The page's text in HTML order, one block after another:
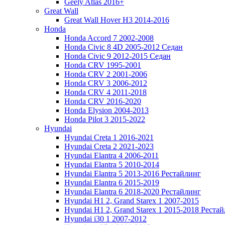
Geely Atlas 2016+
Great Wall
Great Wall Hover H3 2014-2016
Honda
Honda Accord 7 2002-2008
Honda Civic 8 4D 2005-2012 Седан
Honda Civic 9 2012-2015 Седан
Honda CRV 1995-2001
Honda CRV 2 2001-2006
Honda CRV 3 2006-2012
Honda CRV 4 2011-2018
Honda CRV 2016-2020
Honda Elysion 2004-2013
Honda Pilot 3 2015-2022
Hyundai
Hyundai Creta 1 2016-2021
Hyundai Creta 2 2021-2023
Hyundai Elantra 4 2006-2011
Hyundai Elantra 5 2010-2014
Hyundai Elantra 5 2013-2016 Рестайлинг
Hyundai Elantra 6 2015-2019
Hyundai Elantra 6 2018-2020 Рестайлинг
Hyundai H1 2, Grand Starex 1 2007-2015
Hyundai H1 2, Grand Starex 1 2015-2018
Hyundai i30 1 2007-2012